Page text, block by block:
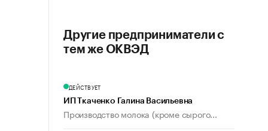
Другие предприниматели с
тем же ОКВЭД
ДЕЙСТВУЕТ
ИП Ткаченко Галина Васильевна
Производство молока (кроме сырого...